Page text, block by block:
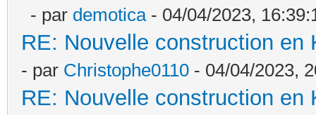
- par demotica- 04/04/2023,
RE: Nouvelle construction
- par Christophe0110 - 04/04/2023,
RE: Nouvelle construction